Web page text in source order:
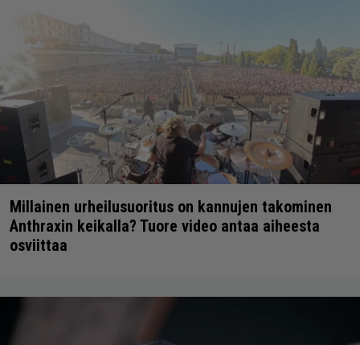
Millainen urheilusuoritus on kannujen takominen
Anthraxin keikalla? Tuore video antaa aiheesta
osviittaa